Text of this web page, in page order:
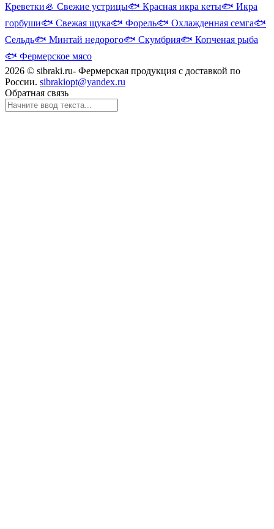
Креветки🦪 Свежие устрицы🐟 Красная икра кеты🐟 Икра
горбуши🐟 Свежая щука🐟 Форель🐟 Охлажденная семга🐟
Сельдь🐟 Минтай недорого🐟 Скумбрия🐟 Копченая рыба
🐟 Фермерское мясо
2026 © sibraki.ru- Фермерская продукция с доставкой по
России. sibrakiopt@yandex.ru
Обратная связь